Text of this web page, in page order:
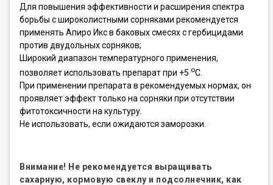
Для повышения эффективности и расширения спектра
борьбы с широколистными сорняками рекомендуется
применять Апиро Икс в баковых смесях с гербицидами
против двудольных сорняков;
Широкий диапазон температурного применения,
позволяет использовать препарат при +5 oС.
При применении препарата в рекомендуемых нормах, он
проявляет эффект только на сорняки при отсутствии
фитотоксичности на культуру.
Не использовать, если ожидаются заморозки.
Внимание! Не рекомендуется выращивать
сахарную, кормовую свеклу и подсолнечник, как